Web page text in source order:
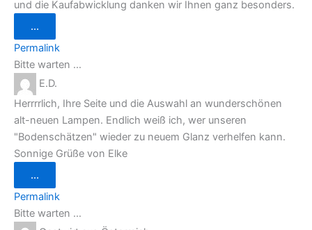
und die Kaufabwicklung danken wir Ihnen ganz besonders.
...
Metabox
ein-/ausblenden.
Permalink
Bitte warten …
E.D.
Herrrrlich, Ihre Seite und die Auswahl an wunderschönen
alt-neuen Lampen. Endlich weiß ich, wer unseren
"Bodenschätzen" wieder zu neuem Glanz verhelfen kann.
Sonnige Grüße von Elke
...
Metabox
ein-/ausblenden.
Permalink
Bitte warten …